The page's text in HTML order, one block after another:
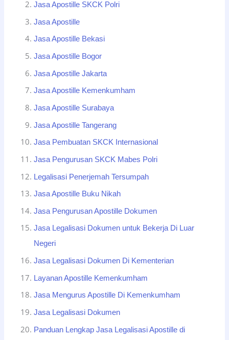
Jasa Apostille SKCK Polri
Jasa Apostille
Jasa Apostille Bekasi
Jasa Apostille Bogor
Jasa Apostille Jakarta
Jasa Apostille Kemenkumham
Jasa Apostille Surabaya
Jasa Apostille Tangerang
Jasa Pembuatan SKCK Internasional
Jasa Pengurusan SKCK Mabes Polri
Legalisasi Penerjemah Tersumpah
Jasa Apostille Buku Nikah
Jasa Pengurusan Apostille Dokumen
Jasa Legalisasi Dokumen untuk Bekerja Di Luar
Negeri
Jasa Legalisasi Dokumen Di Kementerian
Layanan Apostille Kemenkumham
Jasa Mengurus Apostille Di Kemenkumham
Jasa Legalisasi Dokumen
Panduan Lengkap Jasa Legalisasi Apostille di